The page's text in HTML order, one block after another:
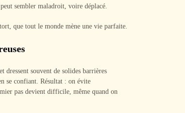
sembler maladroit, voire déplacé.
que tout le monde mène une vie parfaite.
dressent souvent de solides barrières
se confiant. Résultat : on évite
pas devient difficile, même quand on